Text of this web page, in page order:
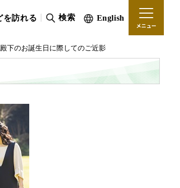
を訪れる 検索 English
メニュー
下のお誕生日に際してのご近影